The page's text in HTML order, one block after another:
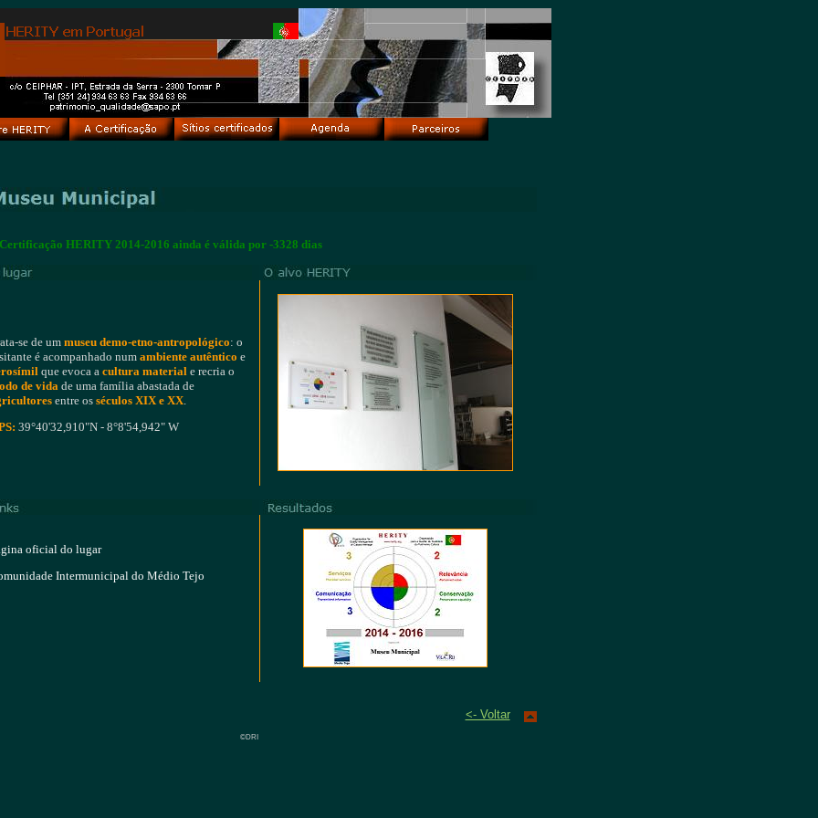
HERITY 2014-2016 ainda é válida por -3328 dias
se de ummuseu demo-etno-antropológico: o
é acompanhado num ambiente autêntico e
que evoca a cultura material e recria o
de vida de uma família abastada de
entre os séculos XIX e XX.
39°40'32,910"N - 8°8'54,942" W
oficial do lugar
Intermunicipal do Médio Tejo
<- Voltar
©DRI